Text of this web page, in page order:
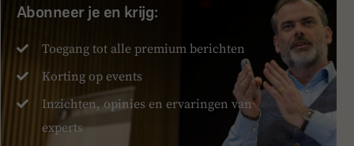
Abonneer je en krijg:
Toegang tot alle premium berichten
Korting op events
Inzichten, opinies en ervaringen van
experts